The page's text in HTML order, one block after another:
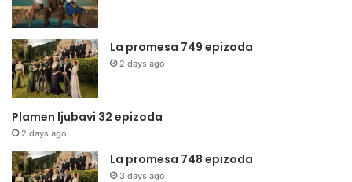
La promesa 749 epizoda
2 days ago
Plamen ljubavi 32 epizoda
2 days ago
La promesa 748 epizoda
3 days ago